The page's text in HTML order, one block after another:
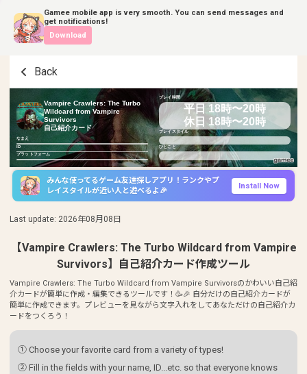
Gamee mobile app is very smooth. You can send messages and
get notifications!
Download
Back
Vampire Crawlers: The Turbo
Wildcard from Vampire
Survivors
自己紹介カード
なまえ
ID
プラットフォーム
プレイ時間
平日 18時〜20時
休日 18時〜20時
プレイスタイル
ひとこと
みんな使ってるゲーム友達探しアプリ！ランクやプ
レイスタイルが近い人と遊べるよ🎉
Install Now
Last update: 2026年08月08日
【Vampire Crawlers: The Turbo Wildcard from Vampire
Survivors】自己紹介カード作成ツール
Vampire Crawlers: The Turbo Wildcard from Vampire Survivorsのかわいい自己紹
介カードが簡単に作成・編集できるツールです！🥳🎉 自分だけの自己紹介カードが
簡単に作成できます。プレビューを見ながら文字入れをしてあなただけの自己紹介カ
ードをつくろう！
① Choose your favorite card from a variety of types!
② Fill in the fields with your name, ID...etc. so that everyone knows